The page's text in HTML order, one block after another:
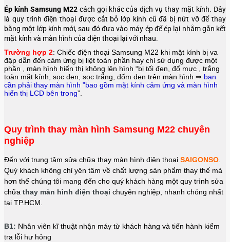
Ép kính Samsung M22cách gọi khác của dịch vụ thay mặt kính. Đây
là quy trình điện thoại được cắt bỏ lớp kính cũ đã bị nứt vỡ để thay
bằng một lớp kính mới, sau đó đưa vào máy ép để ép lại nhằm gắn kết
mặt kính và màn hình của điện thoại lại với nhau.
Trường hợp 2: Chiếc điện thoại Samsung M22 khi mặt kính bị va
đập dẫn đến cảm ứng bị liệt toàn phần hay chỉ sử dụng được một
phần , màn hình hiển thị không lên hình “bị tối đen, đổ mực , trắng
toàn mặt kính, sọc đen, sọc trắng, đốm đen trên màn hình ⇒ bạn
cần phải thay màn hình ”bao gồm mặt kính cảm ứng và màn hình
hiển thị LCD bên trong”.
Quy trình thay màn hình Samsung M22 chuyên
nghiệp
Đến với trung tâm sửa chữa thay màn hình điện thoại SAIGONSO
Quý khách không chỉ yên tâm về chất lượng sản phẩm thay thế mà
hơn thế chúng tôi mang đến cho quý khách hàng một quy trình sửa
chữa thay màn hình điện thoại chuyên nghiệp, nhanh chóng nhất
tại TP.HCM.
B1: Nhân viên kĩ thuật nhận máy từ khách hàng và tiến hành kiểm
tra lỗi hư hỏng